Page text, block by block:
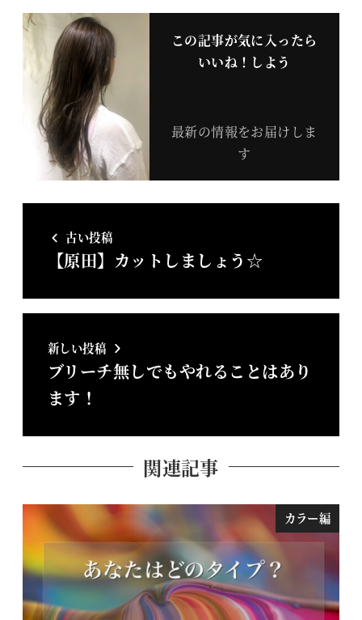
この記事が気に入ったら
いいね！しよう
最新の情報をお届けしま
す
古い投稿
【原田】カットしましょう☆
新しい投稿
ブリーチ無しでもやれることはあり
ます！
関連記事
カラー編